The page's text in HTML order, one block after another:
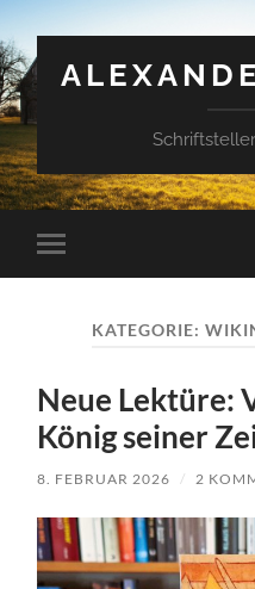
Mobile-
Menü
KATEGORIE:
Neue Lektüre:
König seiner
8. FEBRUAR 2026 / 2